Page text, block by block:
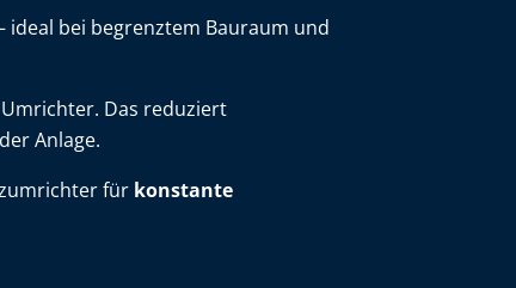
ideal bei begrenztem Bauraum und
Das reduziert
Anlage.
für konstante